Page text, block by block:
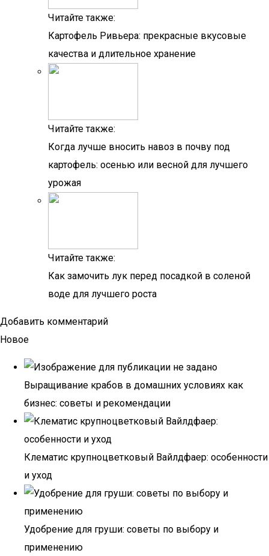
Читайте также:
Картофель Ривьера: прекрасные вкусовые
качества и длительное хранение
Читайте также:
Когда лучше вносить навоз в почву под
картофель: осенью или весной для лучшего
урожая
Читайте также:
Как замочить лук перед посадкой в соленой
воде для лучшего роста
Добавить комментарий
Новое
Выращивание крабов в домашних условиях как
бизнес: советы и рекомендации
Клематис крупноцветковый Вайлдфаер: особенности
и уход
Удобрение для груши: советы по выбору и
применению